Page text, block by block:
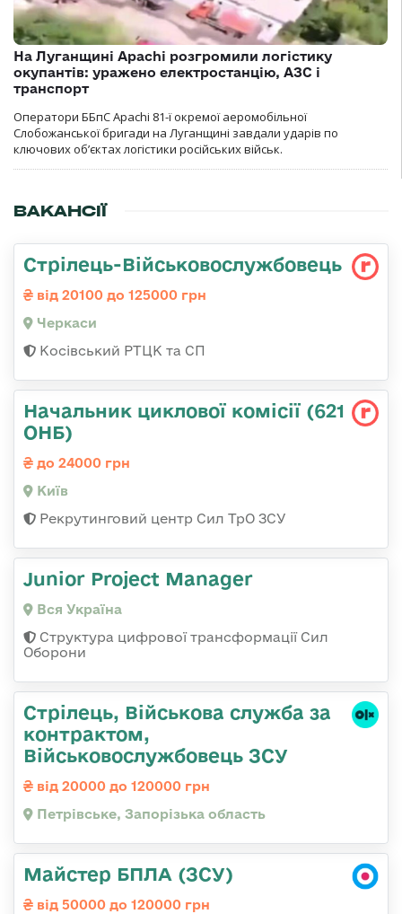
На Луганщині Apachi розгромили логістику
окупантів: уражено електростанцію, АЗС і
транспорт
Оператори ББпС Apachi 81-ї окремої аеромобільної
Слобожанської бригади на Луганщині завдали ударів по
ключових об’єктах логістики російських військ.
ВАКАНСІЇ
Стрілець-Військовослужбовець
від 20100 до 125000 грн
Черкаси
Косівський РТЦК та СП
Начальник циклової комісії (621
ОНБ)
до 24000 грн
Київ
Рекрутинговий центр Сил ТрО ЗСУ
Junior Project Manager
Вся Україна
Структура цифрової трансформації Сил
Оборони
Стрілець, Військова служба за
контрактом,
Військовослужбовець ЗСУ
від 20000 до 120000 грн
Петрівське, Запорізька область
Майстер БПЛА (ЗСУ)
від 50000 до 120000 грн